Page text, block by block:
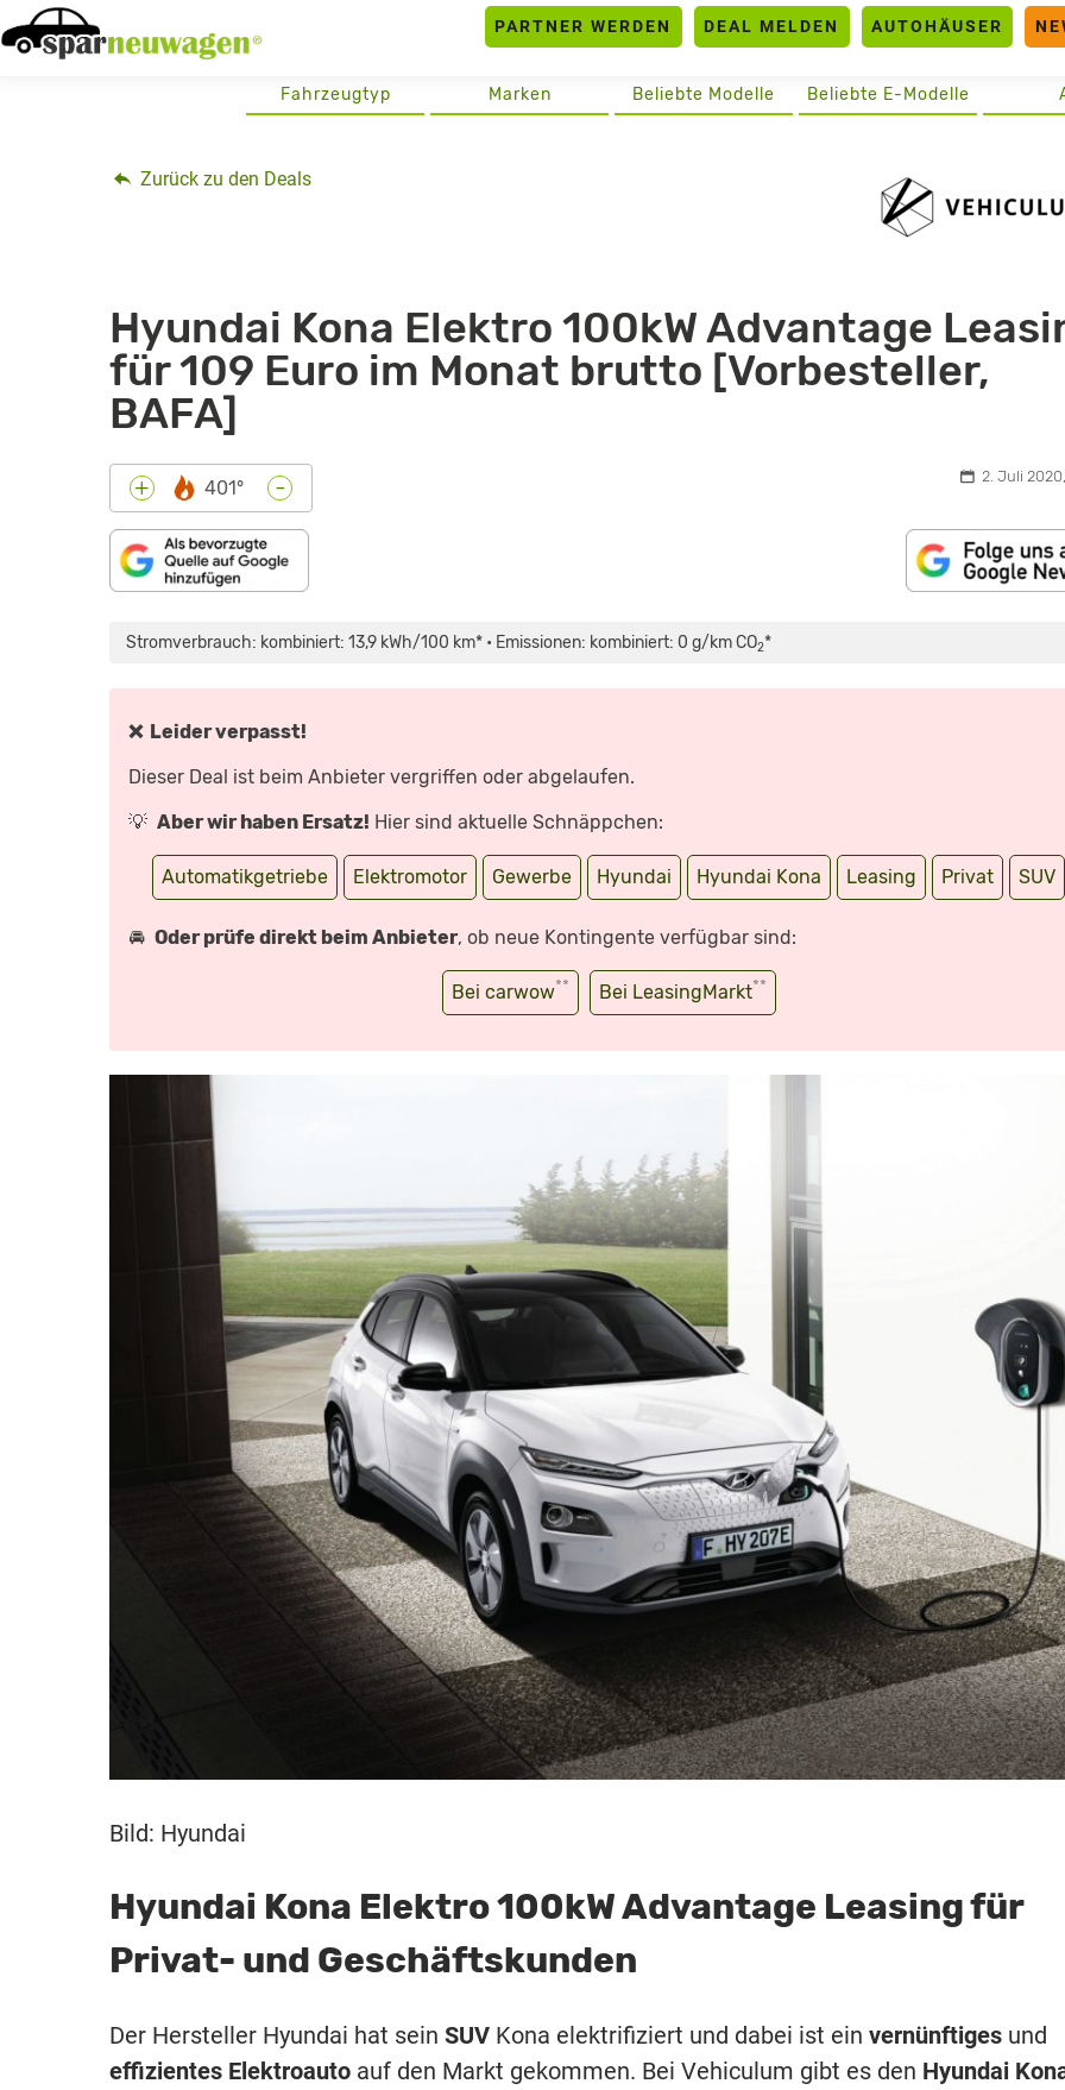
Skip
to
PARTNER WERDEN DEAL MELDEN AUTOHÄUSER
Beliebte E-Modelle
Beliebte Modelle
Marken
Fahrzeugtyp
Zurück zu den Deals
Hyundai Kona Elektro 100kW Advantage
für 109 Euro im Monat brutto [Vorbesteller,
BAFA]
+ 401° - 2. Juli
Stromverbrauch: kombiniert: 13,9 kWh/100 km* • Emissionen: kombiniert: 0 g/km CO2*
❌ Leider verpasst!
Dieser Deal ist beim Anbieter vergriffen oder abgelaufen.
💡 Aber wir haben Ersatz! Hier sind aktuelle Schnäppchen:
Automatikgetriebe Elektromotor Gewerbe Hyundai Hyundai Kona Leasing Privat SUV
🚘 Oder prüfe direkt beim Anbieter, ob neue Kontingente verfügbar sind:
Bei carwow** Bei LeasingMarkt**
Bild: Hyundai
Hyundai Kona Elektro 100kW Advantage Leasing für
Privat- und Geschäftskunden
Der Hersteller Hyundai hat sein SUV Kona elektrifiziert und dabei ist ein vernünftiges und
effizientes Elektroauto auf den Markt gekommen. Bei Vehiculum gibt es den Hyundai
ELEKTRO:
DAS
AUTO
MARKT?
UND
SPORT“
YOUTUBE
ANZEIGEN